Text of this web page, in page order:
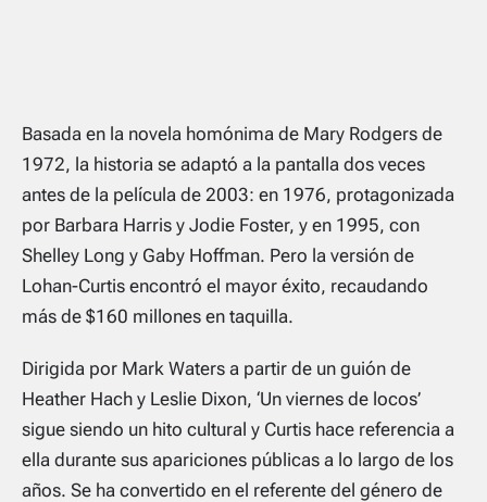
Basada en la novela homónima de Mary Rodgers de
1972, la historia se adaptó a la pantalla dos veces
antes de la película de 2003: en 1976, protagonizada
por Barbara Harris y Jodie Foster, y en 1995, con
Shelley Long y Gaby Hoffman. Pero la versión de
Lohan-Curtis encontró el mayor éxito, recaudando
más de $160 millones en taquilla.
Dirigida por Mark Waters a partir de un guión de
Heather Hach y Leslie Dixon, ‘Un viernes de locos’
sigue siendo un hito cultural y Curtis hace referencia a
ella durante sus apariciones públicas a lo largo de los
años. Se ha convertido en el referente del género de